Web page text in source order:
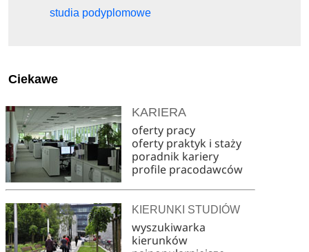
studia podyplomowe
Ciekawe
KARIERA
oferty pracy
oferty praktyk i staży
poradnik kariery
profile pracodawców
KIERUNKI STUDIÓW
wyszukiwarka
kierunków